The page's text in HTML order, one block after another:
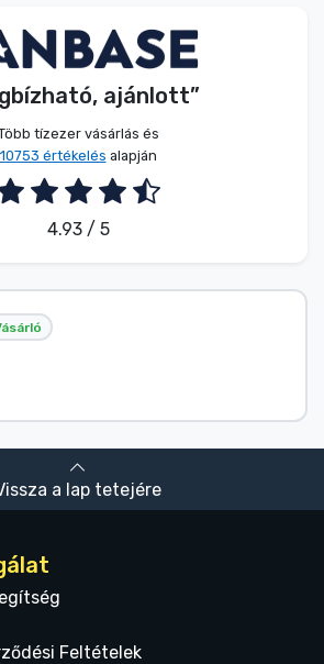
ajánlott”
tízezer vásárlás és
10753 értékelés alapján
4.93 / 5
a lap tetejére
Feltételek